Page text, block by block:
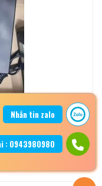
Nhắn tin zalo
: 0943980980